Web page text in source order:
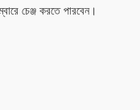
চেঞ্জ করতে পারবেন।